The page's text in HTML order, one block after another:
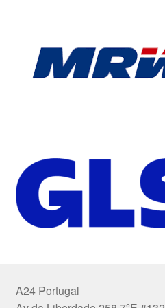
A24 Portugal